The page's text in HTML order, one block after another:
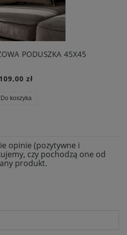
PODUSZKA 45X45
109,00 zł
Do koszyka
opinie (pozytywne i
czy pochodzą one od
produkt.